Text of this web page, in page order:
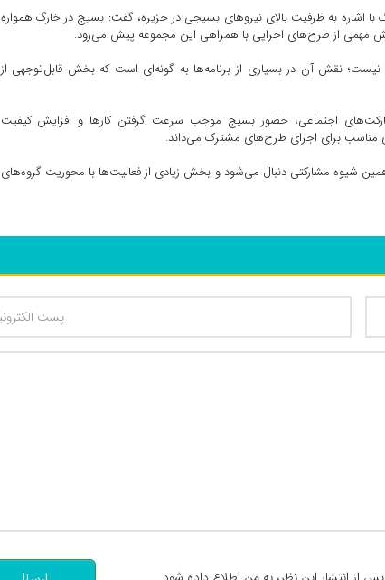
با اشاره به ظرفیت بالای نیروهای بسیجی در جزیره، گفت: بسیج در خارگ همواره
مهمی از طرح‌های اجرایی با همراهی این مجموعه پیش می‌رود.
نقش آن در بسیاری از برنامه‌ها به گونه‌ای است که بخش قابل‌توجهی از
اجتماعی، حضور بسیج موجب سرعت گرفتن کارها و افزایش کیفیت
برای اجرای طرح‌های مشترک می‌داند.
شیوه مشارکتی دنبال می‌شود و بخش زیادی از فعالیت‌ها با محوریت گروه‌های